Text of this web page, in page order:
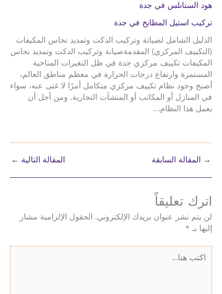
هود الستانلس في جدة
تركيب استيل المطابخ في جدة
الدليل الشامل لصيانة وتركيب الدكت وتمديد نحاس المكيفات
(التكييف المركزي) المقدمةصيانة وتركيب الدكت وتمديد نحاس
المكيفات تكييف مركزي جدة في ظل التغيرات المناخية
المستمرة وارتفاع درجات الحرارة في معظم مناطق العالم،
أصبح وجود نظام تكييف مركزي متكامل أمرًا لا غنى عنه، سواء
في المنازل أو المكاتب أو المنشآت التجارية. ومن أجل أن
يعمل هذا النظام…
→ المقالة السابقة المقالة التالية ←
اترك تعليقاً
لن يتم نشر عنوان بريدك الإلكتروني.
الحقول الإلزامية مشار
إليها بـ *
هنا...